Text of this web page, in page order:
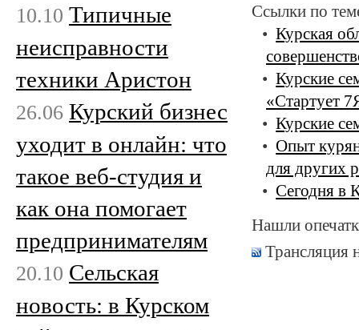
Ссылки по
Курская
Курские
«Стартует
Курские
Опыт
для других
Сегодня в
Нашли
Трансляция
10.10 Типичные
неисправности
техники Аристон
26.06 Курский бизнес
уходит в онлайн: что
такое веб-студия и
как она помогает
предпринимателям
20.10 Сельская
новость: в Курском